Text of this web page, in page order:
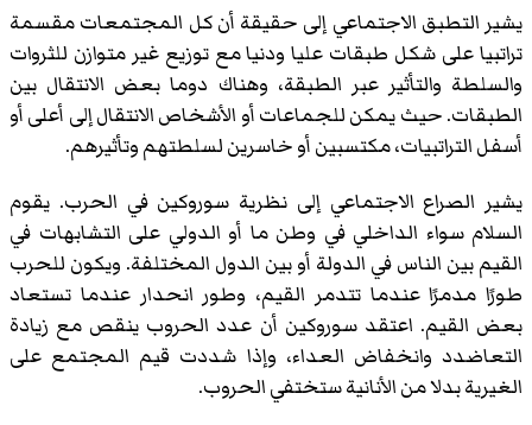
يشير التطبق الاجتماعي إلى حقيقة أن كل المجتمعات مقسمة
تراتبيا على شكل طبقات عليا ودنيا مع توزيع غير متوازن للثروات
والسلطة والتأثير عبر الطبقة، وهناك دوما بعض الانتقال بين
الطبقات. حيث يمكن للجماعات أو الأشخاص الانتقال إلى أعلى أو
أسفل التراتبيات، مكتسبين أو خاسرين لسلطتهم وتأثيرهم.
يشير الصراع الاجتماعي إلى نظرية سوروكين في الحرب. يقوم
السلام سواء الداخلي في وطن ما أو الدولي على التشابهات في
القيم بين الناس في الدولة أو بين الدول المختلفة. ويكون للحرب
طورًا مدمرًا عندما تتدمر القيم، وطور انحدار عندما تستعاد
بعض القيم. اعتقد سوروكين أن عدد الحروب ينقص مع زيادة
التعاضدد وانخفاض العداء، وإذا شددت قيم المجتمع على
الغيرية بدلا من الأنانية ستختفي الحروب.